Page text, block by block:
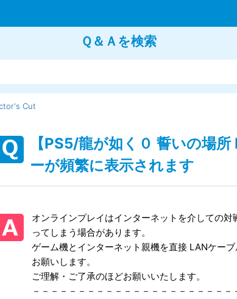
Ｑ＆Ａを検索
Cut
【PS5/龍が如く０ 誓いの場
ーが頻繁に表示されます
オンラインプレイはインターネットを介しての
ってしまう場合があります。
ゲーム機とインターネット親機を直接 LANケー
お願いします。
ご理解・ご了承のほどお願いいたします。
－－－－－－－－－－－－－－－－－－－－－－